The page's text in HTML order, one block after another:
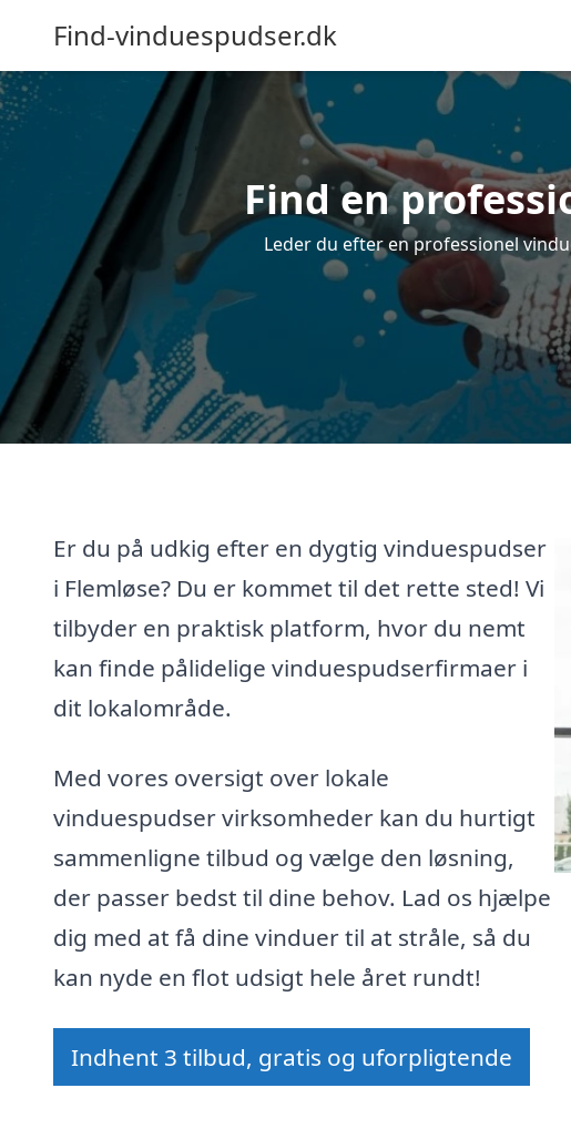
Find-vinduespudser.dk
Find en
Leder du efter en professionel
Er du på udkig efter en dygtig vinduespudser
i Flemløse? Du er kommet til det rette sted! Vi
tilbyder en praktisk platform, hvor du nemt
kan finde pålidelige vinduespudserfirmaer i
dit lokalområde.
Med vores oversigt over lokale
vinduespudser virksomheder kan du hurtigt
sammenligne tilbud og vælge den løsning,
der passer bedst til dine behov. Lad os hjælpe
dig med at få dine vinduer til at stråle, så du
kan nyde en flot udsigt hele året rundt!
Indhent 3 tilbud, gratis og uforpligtende